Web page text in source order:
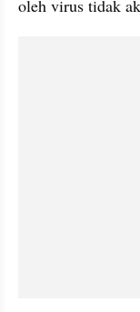
oleh virus tidak